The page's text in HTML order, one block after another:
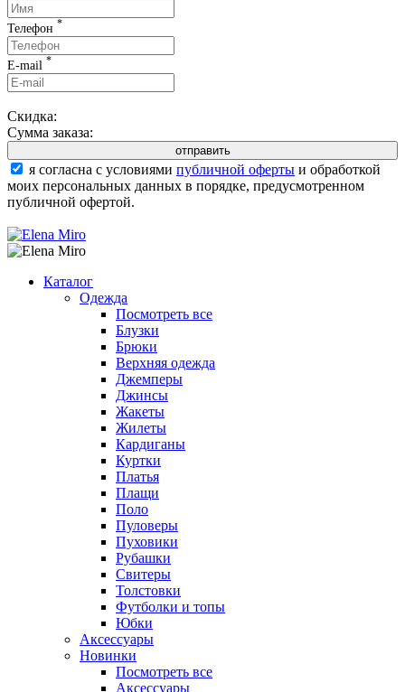
Телефон *
E-mail *
Скидка:
Сумма заказа:
я согласна с условиями публичной оферты и обработкой
моих персональных данных в порядке, предусмотренном
публичной офертой.
Каталог
Одежда
Посмотреть все
Блузки
Брюки
Верхняя одежда
Джемперы
Джинсы
Жакеты
Жилеты
Кардиганы
Куртки
Платья
Плащи
Поло
Пуловеры
Пуховики
Рубашки
Свитеры
Толстовки
Футболки и топы
Юбки
Аксессуары
Новинки
Посмотреть все
Аксессуары